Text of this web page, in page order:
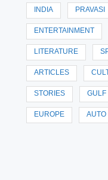
INDIA PRAVASI
ENTERTAINMENT
LITERATURE
ARTICLES
STORIES GULF
EUROPE AUTO